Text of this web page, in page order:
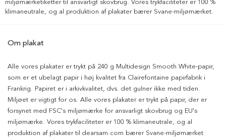
miljømærketiketter til ansvarligt skovbrug. Vores trykfaciliteter er 100 %
klimaneutrale, og al produktion af plakater bærer Svane-miljømærket.
Om plakat
Alle vores plakater er trykt på 240 g Multidesign Smooth White-papir,
som er et ubelagt papir i høj kvalitet fra Clairefontaine papirfabrik i
Frankrig. Papiret er i arkivkvalitet, dvs. det gulner ikke med tiden.
Miljøet er vigtigt for os. Alle vores plakater er trykt på papir, der er
forsynet med FSC's miljømærke for ansvarligt skovbrug og EU's
miljømærke. Vores trykfaciliteter er 100 % klimaneutrale, og al
produktion af plakater til dearsam.com bærer Svane-miljømærket